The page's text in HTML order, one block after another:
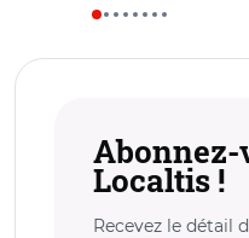
Abonnez-
Localtis !
Recevez le détail